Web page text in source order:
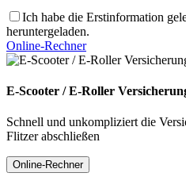
Ich habe die Erstinformation
heruntergeladen.
Online-Rechner
E-Scooter / E-Roller
Schnell und unkompliziert die
Flitzer abschließen
Online-Rechner